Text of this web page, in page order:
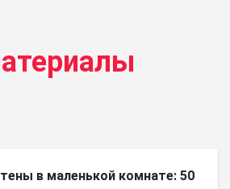
в маленькой комнате: 50